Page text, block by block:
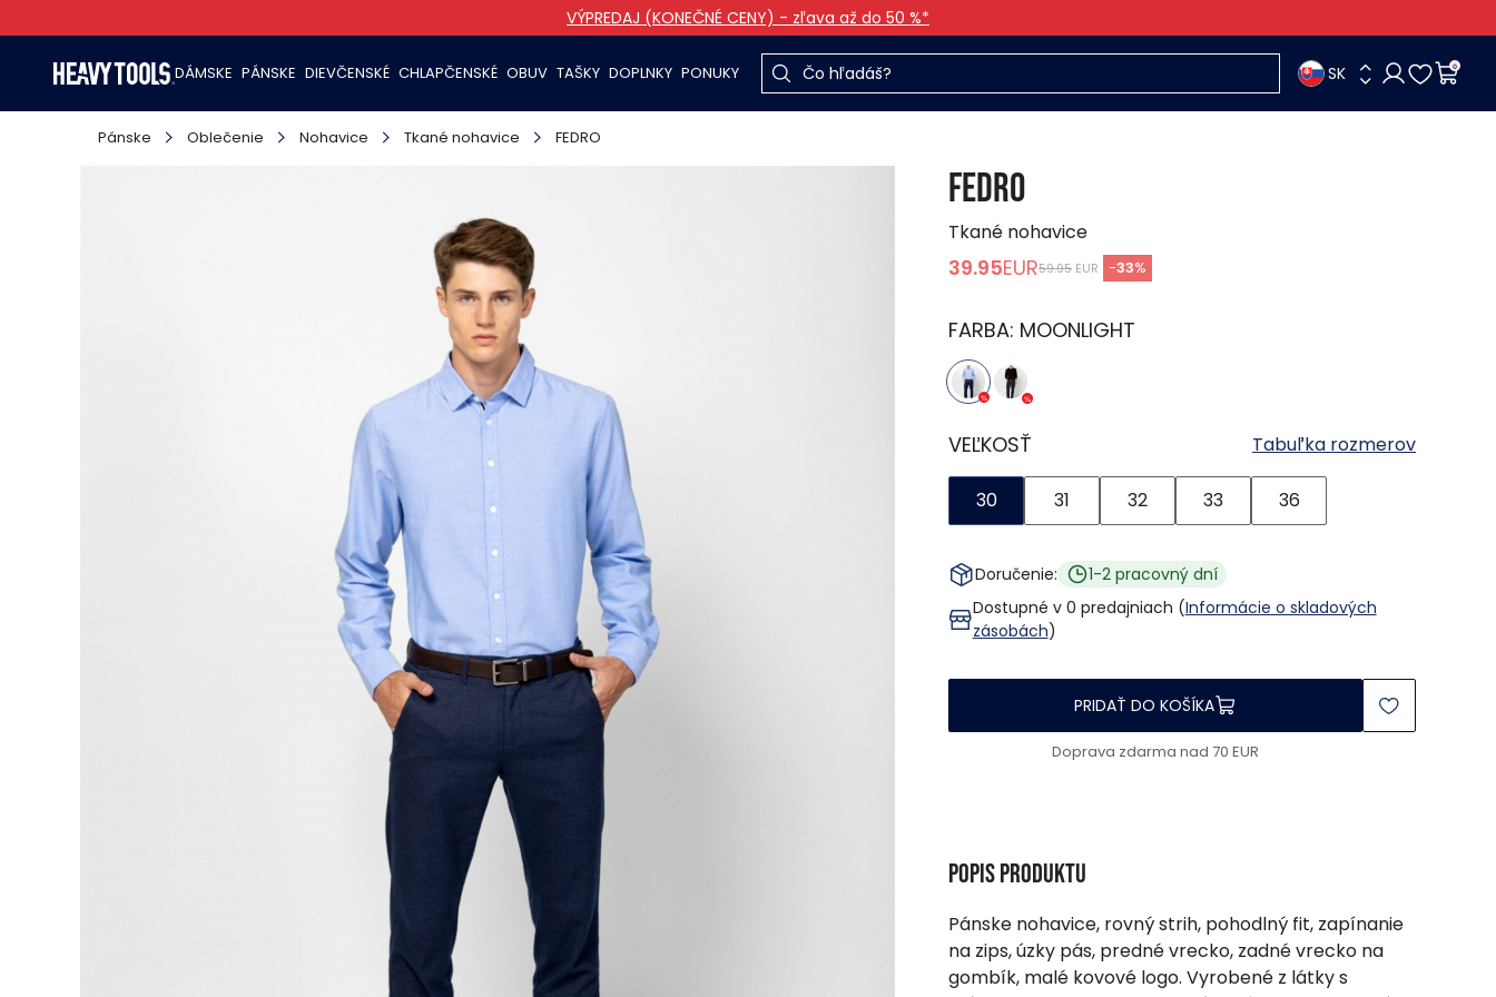
VÝPREDAJ (KONEČNÉ CENY) - zľava až do 50 %*
DÁMSKE PÁNSKE DIEVČENSKÉ CHLAPČENSKÉ OBUV TAŠKY DOPLNKY PONUKY SK 0
Pánske Oblečenie Nohavice Tkané nohavice FEDRO
FEDRO
Tkané nohavice
39.95EUR59.95 EUR -33%
FARBA: MOONLIGHT
VEĽKOSŤ Tabuľka rozmerov
30 31 32 33 36
Doručenie:
1-2 pracovný dní
Dostupné v 0 predajniach (Informácie o skladových
zásobách)
PRIDAŤ DO KOŠÍKA
Doprava zdarma nad 70 EUR
Popis produktu
Pánske nohavice, rovný strih, pohodlný fit, zapínanie
na zips, úzky pás, predné vrecko, zadné vrecko na
gombík, malé kovové logo. Vyrobené z látky s